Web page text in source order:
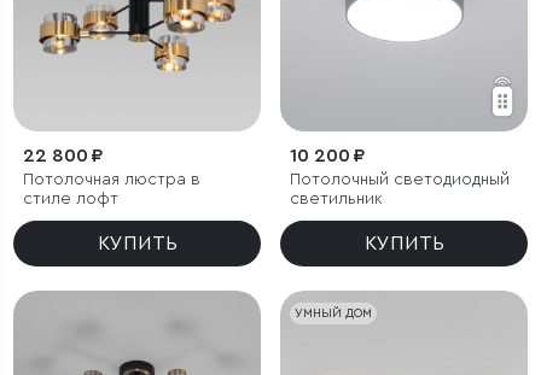
22 800 ₽
Потолочная люстра в
стиле лофт
КУПИТЬ
10 200 ₽
Потолочный светодиодный
светильник
КУПИТЬ
УМНЫЙ ДОМ